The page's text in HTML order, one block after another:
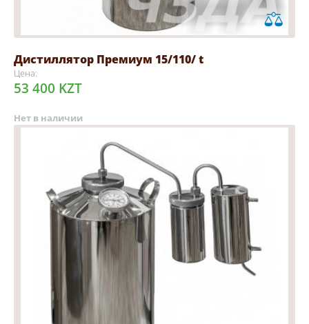
Дистиллятор Премиум 15/110/ t
Цена:
53 400 KZT
Нет в наличии